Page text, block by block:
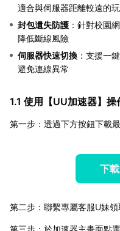
適合與伺服器距離較遠的
封包遺失防護 ：針對校園
降低斷線風險
伺服器快速切換 ：支援一
避免連線異常
1.1 使用【UU加速器】操
第一步：透過下方按鈕下載
下
第二步：聯繫專屬客服U妹
第三步：於加速器主畫面點